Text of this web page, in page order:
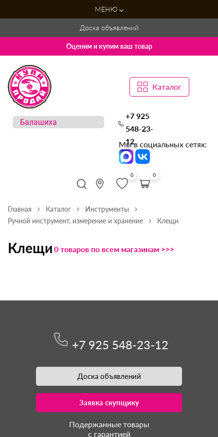
МЕНЮ
Доска объявлений
Оценим и купим ваш товар
Каталог
+7 925
548-23-
12
Мы в социальных сетях:
0 0
Главная Каталог
Инструменты
Ручной инструмент, измерение и хранение
Клещи
Клещи 0 товаров по всем магазинам >>>
+7 925 548-23-12
Доска объявлений
Заявка скупщику
Подержанные товары
с гарантией